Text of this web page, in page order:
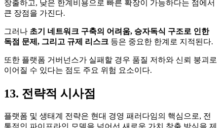
창출하고, 낮은 한계비용으로 빠른 확장이 가능하다는 점에서
큰 장점을 가진다.
그러나 초기 네트워크 구축의 어려움, 승자독식 구조로 인한
독점 문제, 그리고 규제 리스크 등은 중요한 한계로 지적된다.
또한 플랫폼 거버넌스가 실패할 경우 품질 저하와 신뢰 붕괴로
이어질 수 있다는 점도 주요 위험 요소이다.
13. 전략적 시사점
플랫폼 및 생태계 전략은 현대 경영 패러다임의 핵심으로, 전
통적인 파이프라인 모델을 넘어선 새로운 가치 창출 방식을 제